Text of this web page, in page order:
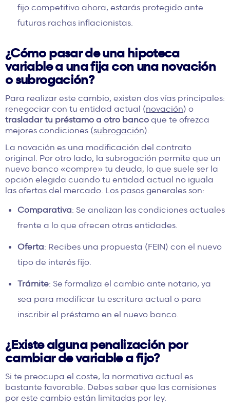
fijo competitivo ahora, estarás protegido ante
futuras rachas inflacionistas.
¿Cómo pasar de una hipoteca
variable a una fija con una novación
o subrogación?
Para realizar este cambio, existen dos vías principales:
renegociar con tu entidad actual (novación) o
trasladar tu préstamo a otro banco que te ofrezca
mejores condiciones (subrogación).
La novación es una modificación del contrato
original. Por otro lado, la subrogación permite que un
nuevo banco «compre» tu deuda, lo que suele ser la
opción elegida cuando tu entidad actual no iguala
las ofertas del mercado. Los pasos generales son:
Comparativa: Se analizan las condiciones actuales
frente a lo que ofrecen otras entidades.
Oferta: Recibes una propuesta (FEIN) con el nuevo
tipo de interés fijo.
Trámite: Se formaliza el cambio ante notario, ya
sea para modificar tu escritura actual o para
inscribir el préstamo en el nuevo banco.
¿Existe alguna penalización por
cambiar de variable a fijo?
Si te preocupa el coste, la normativa actual es
bastante favorable. Debes saber que las comisiones
por este cambio están limitadas por ley.